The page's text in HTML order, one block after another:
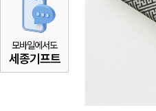
모바일에서도
세종기프트